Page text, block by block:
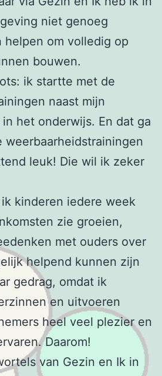
niet genoeg
helpen om volledig op
bouwen.
ik startte met de
naast mijn
het onderwijs. En dat ga
weerbaarheidstrainingen
leuk! Die wil ik zeker
ik kinderen iedere week
zie groeien,
met ouders over
helpend kunnen zijn
gedrag, omdat ik
en uitvoeren
heel veel plezier en
Daarom!
van Gezin en Ik in